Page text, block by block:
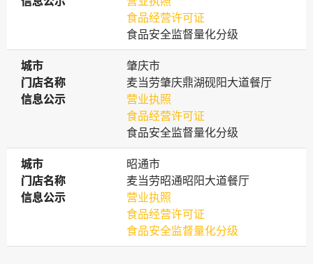
食品经营许可证
食品安全监督量化分级
城市
城市
肇庆市
门店名称
门店名称
麦当劳肇庆鼎湖砚阳大道餐厅
信息公示
信息公示
营业执照
食品经营许可证
食品安全监督量化分级
城市
城市
昭通市
门店名称
门店名称
麦当劳昭通昭阳大道餐厅
信息公示
信息公示
营业执照
食品经营许可证
食品安全监督量化分级